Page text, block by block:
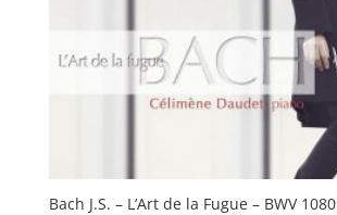
Bach J.S. – L’Art de la Fugue – BWV 1080